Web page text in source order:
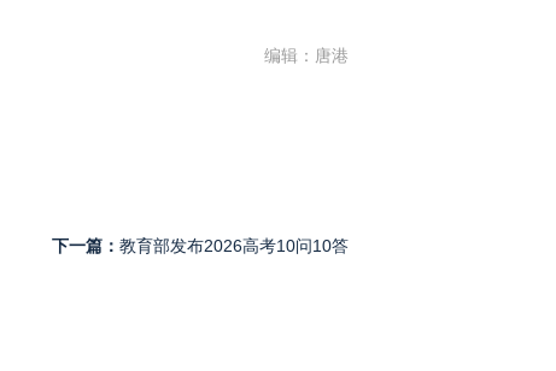
编辑：唐港
下一篇： 教育部发布2026高考10问10答